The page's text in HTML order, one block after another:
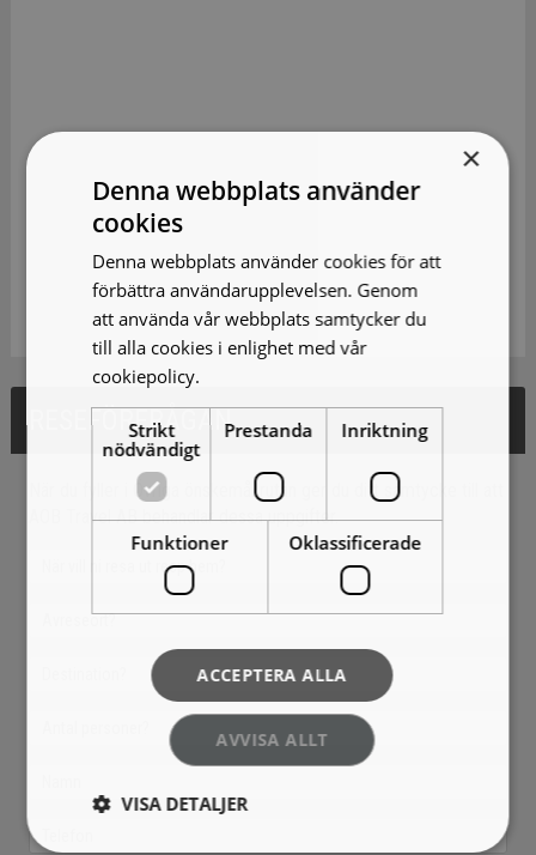
RESEFÖRFRÅGAN
När du fyller i Övriga önskemål rutan ger du ditt samtycke till att
AOB Travel AB behandlar dessa uppgifter.
×
Denna webbplats använder
cookies
Denna webbplats använder cookies för att
förbättra användarupplevelsen. Genom
att använda vår webbplats samtycker du
till alla cookies i enlighet med vår
cookiepolicy.
Strikt
nödvändigt
Prestanda Inriktning
Funktioner Oklassificerade
ACCEPTERA ALLA
AVVISA ALLT
VISA DETALJER